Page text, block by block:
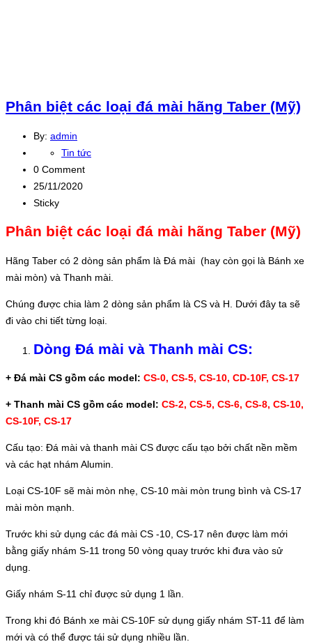
Phân biệt các loại đá mài hãng Taber (Mỹ)
By: admin
Tin tức
0 Comment
25/11/2020
Sticky
Phân biệt các loại đá mài hãng Taber (Mỹ)
Hãng Taber có 2 dòng sản phẩm là Đá mài (hay còn gọi là Bánh xe
mài mòn) và Thanh mài.
Chúng được chia làm 2 dòng sản phẩm là CS và H. Dưới đây ta sẽ
đi vào chi tiết từng loại.
Dòng Đá mài và Thanh mài CS:
+ Đá mài CS gồm các model: CS-0, CS-5, CS-10, CD-10F, CS-17
+ Thanh mài CS gồm các model: CS-2, CS-5, CS-6, CS-8, CS-10,
CS-10F, CS-17
Cấu tạo: Đá mài và thanh mài CS được cấu tạo bởi chất nền mềm
và các hạt nhám Alumin.
Loại CS-10F sẽ mài mòn nhẹ, CS-10 mài mòn trung bình và CS-17
mài mòn mạnh.
Trước khi sử dụng các đá mài CS -10, CS-17 nên được làm mới
bằng giấy nhám S-11 trong 50 vòng quay trước khi đưa vào sử
dụng.
Giấy nhám S-11 chỉ được sử dụng 1 lần.
Trong khi đó Bánh xe mài CS-10F sử dụng giấy nhám ST-11 để làm
mới và có thể được tái sử dụng nhiều lần.